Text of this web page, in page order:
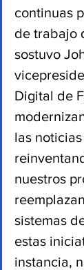
continuas
de trabajo
sostuvo
Digital de
las
nuestros
sistemas
estas
instancia,